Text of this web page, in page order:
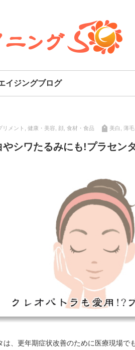
イジングブログ
リメント 健康・美容 顔 食材・食品 美白 薄毛
やシワたるみにも!プラセン
は、更年期症状改善のために医療現場で